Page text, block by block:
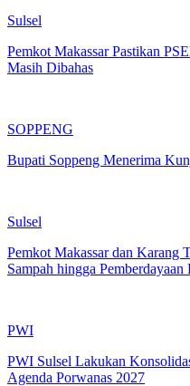
Sulsel
Pemkot Makassar Pastikan
Masih Dibahas
SOPPENG
Bupati Soppeng Menerima
Sulsel
Pemkot Makassar dan Karang
Sampah hingga Pemberdayaan
PWI
PWI Sulsel Lakukan
Agenda Porwanas 2027